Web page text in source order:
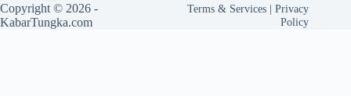
Copyright © 2026 -
KabarTungka.com
Terms & Services |Privacy
Policy